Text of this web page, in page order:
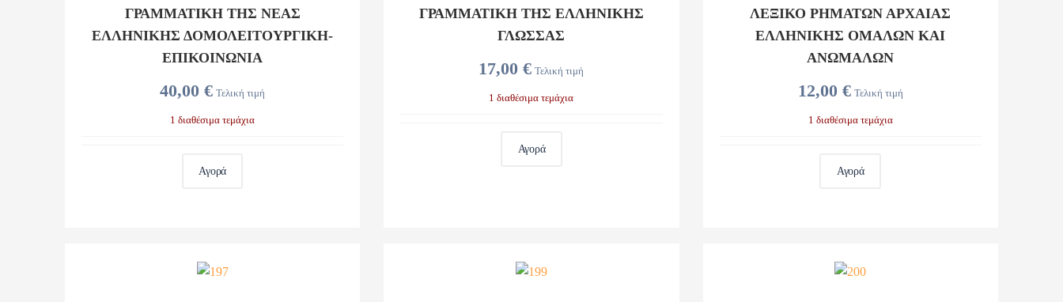
40,00 € Τελική τιμή
ΓΡΑΜΜΑΤΙΚΗ ΤΗΣ ΝΕΑΣ
ΕΛΛΗΝΙΚΗΣ ΔΟΜΟΛΕΙΤΟΥΡΓΙΚΗ-
ΕΠΙΚΟΙΝΩΝΙΑ
1 διαθέσιμα τεμάχια
Αγορά
17,00 € Τελική τιμή
ΓΡΑΜΜΑΤΙΚΗ ΤΗΣ ΕΛΛΗΝΙΚΗΣ
ΓΛΩΣΣΑΣ
1 διαθέσιμα τεμάχια
Αγορά
12,00 € Τελική τιμή
ΛΕΞΙΚΟ ΡΗΜΑΤΩΝ ΑΡΧΑΙΑΣ
ΕΛΛΗΝΙΚΗΣ ΟΜΑΛΩΝ ΚΑΙ
ΑΝΩΜΑΛΩΝ
1 διαθέσιμα τεμάχια
Αγορά